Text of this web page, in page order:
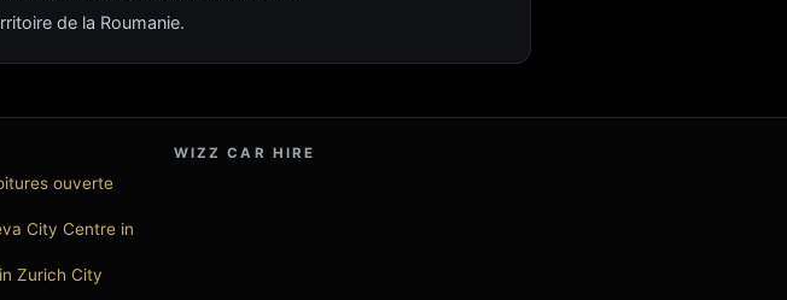
de la Roumanie.
ouverte
City Centre in
Zurich City
WIZZ CAR HIRE